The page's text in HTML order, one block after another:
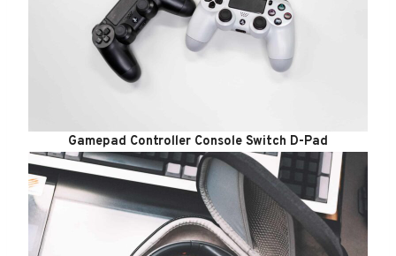
Gamepad Controller Console Switch D-Pad